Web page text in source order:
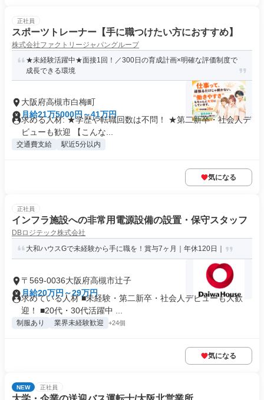
正社員
スポーツトレーナー【手に職つけたい方におすすめ】
株式会社ファクトリージャパングループ
★未経験活躍中★面接1回！／300日の育成計画×明確な評価制度で
成長できる環境
大阪府高槻市白梅町
月給21万5000円～41万円
求める人材: ★学歴や転職回数は不問！ ★第二新卒・社会人デ
ビューも歓迎 【こんな...
交通費支給 駅近5分以内
気になる
正社員
インフラ施設への非常用電源設備の設置・保守スタッフ
DBロジテック株式会社
大和ハウスGで未経験から手に職を！賞与7ヶ月｜年休120日｜
〒569-0036大阪府高槻市辻子
月給20万円～29万円
求めている人材 ■未経験・第二新卒・社会人デビューも大歓
迎！ ■20代・30代活躍中 ...
制服あり 業界未経験歓迎 +24個
気になる
NEW 正社員